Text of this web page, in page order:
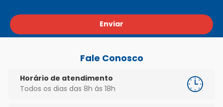
Enviar
Fale Conosco
Horário de atendimento
Todos os dias das 8h às 18h